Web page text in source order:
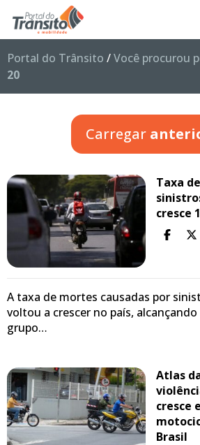
Portal do Trânsito /Você procurou
20
Carregar
Taxa
cresce
A taxa de mortes causadas por
voltou a crescer no país,
grupo…
Atlas
cresce
Brasil